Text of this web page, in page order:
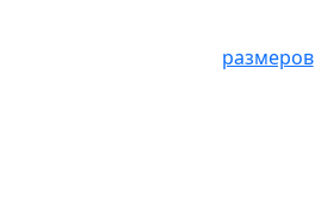
размеров